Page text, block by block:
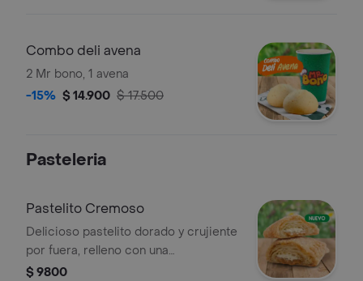
Combo deli avena
2 Mr bono, 1 avena
-15% $ 14.900 $ 17.500
Pasteleria
Pastelito Cremoso
Delicioso pastelito dorado y crujiente
por fuera, relleno con una
combinación irresistible de arequipe
$ 9800